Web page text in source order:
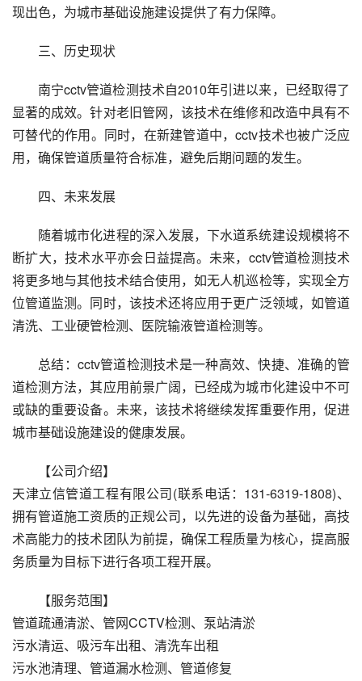
现出色，为城市基础设施建设提供了有力保障。
三、历史现状
南宁cctv管道检测技术自2010年引进以来，已经取得了
显著的成效。针对老旧管网，该技术在维修和改造中具有不
可替代的作用。同时，在新建管道中，cctv技术也被广泛应
用，确保管道质量符合标准，避免后期问题的发生。
四、未来发展
随着城市化进程的深入发展，下水道系统建设规模将不
断扩大，技术水平亦会日益提高。未来，cctv管道检测技术
将更多地与其他技术结合使用，如无人机巡检等，实现全方
位管道监测。同时，该技术还将应用于更广泛领域，如管道
清洗、工业硬管检测、医院输液管道检测等。
总结：cctv管道检测技术是一种高效、快捷、准确的管
道检测方法，其应用前景广阔，已经成为城市化建设中不可
或缺的重要设备。未来，该技术将继续发挥重要作用，促进
城市基础设施建设的健康发展。
【公司介绍】
天津立信管道工程有限公司(联系电话：131-6319-1808)、
拥有管道施工资质的正规公司，以先进的设备为基础，高技
术高能力的技术团队为前提，确保工程质量为核心，提高服
务质量为目标下进行各项工程开展。
【服务范围】
管道疏通清淤、管网CCTV检测、泵站清淤
污水清运、吸污车出租、清洗车出租
污水池清理、管道漏水检测、管道修复